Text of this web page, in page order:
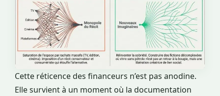
Cette réticence des financeurs n’est pas anodine.
Elle survient à un moment où la documentation